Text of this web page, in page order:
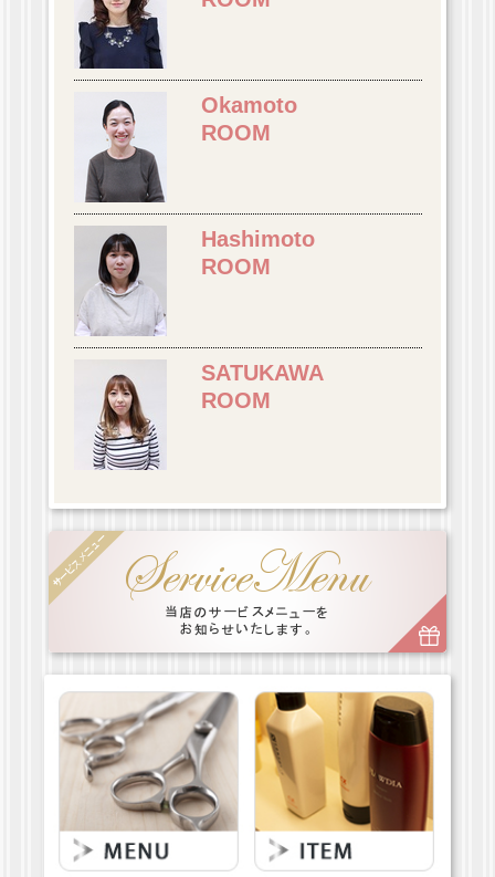
Okamoto
ROOM
Hashimoto
ROOM
SATUKAWA
ROOM